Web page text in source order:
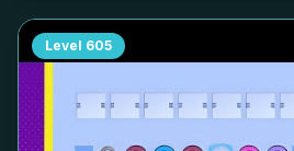
Level 605